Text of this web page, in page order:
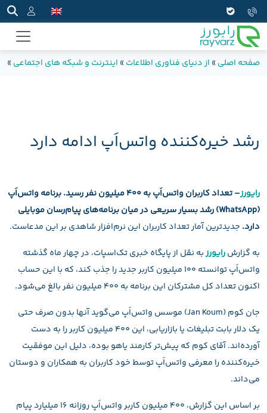
صفحه اصلی » از دنیای فناوری اطلاعات » اینترنت و شبکه های اجتماعی »
رشد خیره‌کننده واتس‌اَپ ادامه دارد
رایورز
– تعداد کاربران واتس‌اَپ به 400 میلیون نفر رسید. برنامه واتس‌اَپ
(WhatsApp) رشد بسیار سریعی در میان برنامه‌های پیام‌رسان موبایلی
دارد. جدیدترین آمار تعداد کاربران این نرم‌افزار شاهدی بر این مدعاست.
به گزارشرایورزبه نقل از پایگاه خبری تک‌اسپات، در چهار ماه گذشته
واتس‌اَپ توانسته 100 میلیون کاربر جدید را جذب کند، که با این حساب
اکنون تعداد کل مشترکان این برنامه به 400 میلیون نفر بالغ می‌شود.
جان کوم (Jan Koum) موسس واتس‌اَپ می‌گوید آنها بدون صرف حتی
یک دلار بابت تبلیغات یا بازاریابی، این 400 میلیون کاربر را به دست
آورده‌اند. آقای کوم که پیش‌تر کارمند یاهو بوده، دلیل این موفقیت
خیره‌کننده را معرفی واتس‌اَپ توسط خود کاربران به همکاران و دوستان
می‌داند.
بر اساس این گزارش، 400 میلیون کاربر واتس‌اَپ روزانه 16 میلیارد پیام